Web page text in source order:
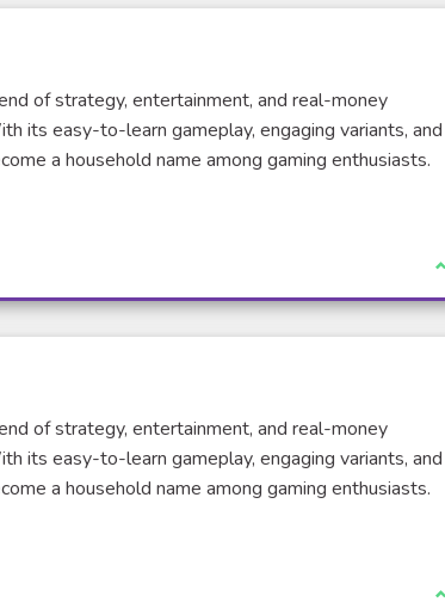
of strategy, entertainment, and real-money
its easy-to-learn gameplay, engaging variants, and
a household name among gaming enthusiasts.
of strategy, entertainment, and real-money
its easy-to-learn gameplay, engaging variants, and
a household name among gaming enthusiasts.